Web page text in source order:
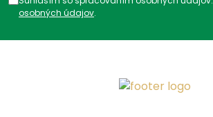
osobných údajov.